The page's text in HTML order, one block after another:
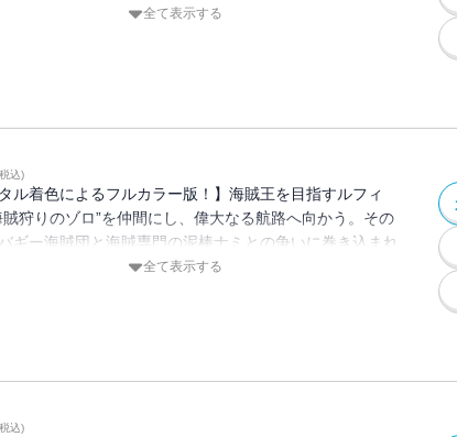
シャンクスと知り合いだとわかり…!?
全て表示する
込)
タル着色によるフルカラー版！】海賊王を目指すルフィ
賊狩りのゾロ”を仲間にし、偉大なる航路へ向かう。その
ギー海賊団と海賊専門の泥棒ナミとの争いに巻き込まれ
ナミが優れた航海術を持つと知り…!?
全て表示する
込)